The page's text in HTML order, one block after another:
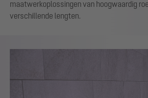
maatwerkoplossingen van hoogwaardig
verschillende lengten.